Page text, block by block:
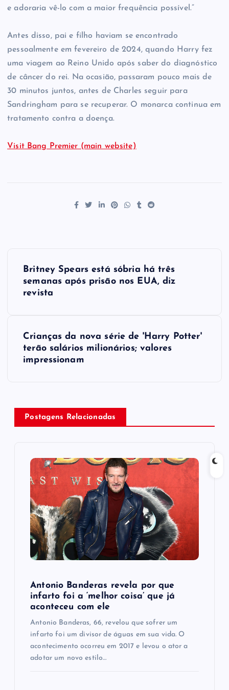
e adoraria vê-lo com a maior frequência possível.”
Antes disso, pai e filho haviam se encontrado
pessoalmente em fevereiro de 2024, quando Harry fez
uma viagem ao Reino Unido após saber do diagnóstico
de câncer do rei. Na ocasião, passaram pouco mais de
30 minutos juntos, antes de Charles seguir para
Sandringham para se recuperar. O monarca continua em
tratamento contra a doença.
Visit Bang Premier (main website)
v
Britney Spears está sóbria há três
semanas após prisão nos EUA, diz
revista
Crianças d​a nova série de 'Harry Potter'
terão salários milionários; valores
impressionam
Postagens Relacionadas
Antonio Banderas revela por que
infarto foi a ‘melhor coisa’ que já
aconteceu com ele
Antonio Banderas, 66, revelou que sofrer um
infarto foi um divisor de águas em sua vida. O
acontecimento ocorreu em 2017 e levou o ator a
adotar um novo estilo…